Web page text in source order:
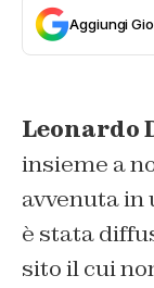
Aggiungi
Leonardo
insieme a
avvenuta
è stata
sito il cui